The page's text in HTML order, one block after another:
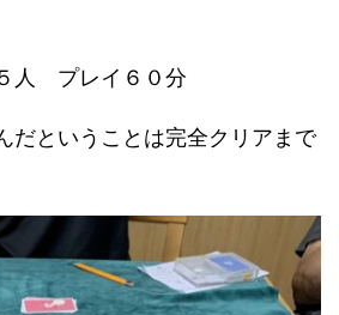
人 プレイ６０分
だということは完全クリアまで